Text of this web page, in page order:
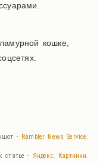
кошке,
- Rambler News Service.
статье - Яндекс. Картинки.